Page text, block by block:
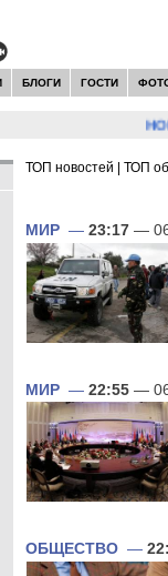
БЛОГИ ГОСТИ
ТОП новостей ТОП
МИР — 23:17 —
МИР — 22:55 —
ОБЩЕСТВО —